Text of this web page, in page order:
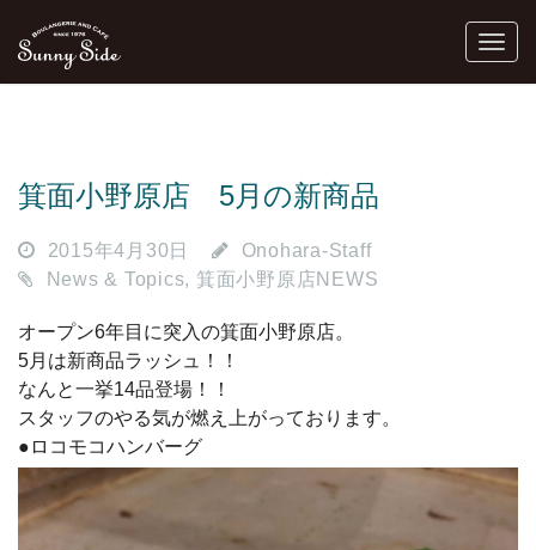
箕面小野原店 5月の新商品
2015年4月30日
Onohara-Staff
News & Topics, 箕面小野原店NEWS
オープン6年目に突入の箕面小野原店。
5月は新商品ラッシュ！！
なんと一挙14品登場！！
スタッフのやる気が燃え上がっております。
●ロコモコハンバーグ